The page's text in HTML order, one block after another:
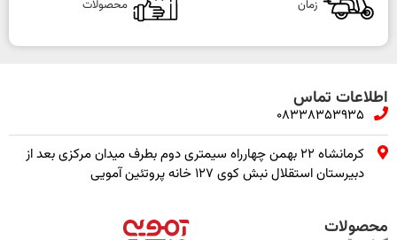
زمان
محصولات
اطلاعات تماس
08338353935
کرمانشاه ۲۲ بهمن چهارراه سیمتری دوم بطرف میدان مرکزی بعد از
دبیرستان استقلال نبش کوی ۱۲۷ خانه پروتئین آمویی
محصولات